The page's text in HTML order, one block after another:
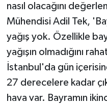
nasıl olacağını
Mühendisi Adil Tek,
yağış yok. Özellikle
yağışın olmadığını
İstanbul'da gün
27 derecelere kadar
hava var. Bayramın
Siyaset
Sokak
Sonsöz Özel
Spor